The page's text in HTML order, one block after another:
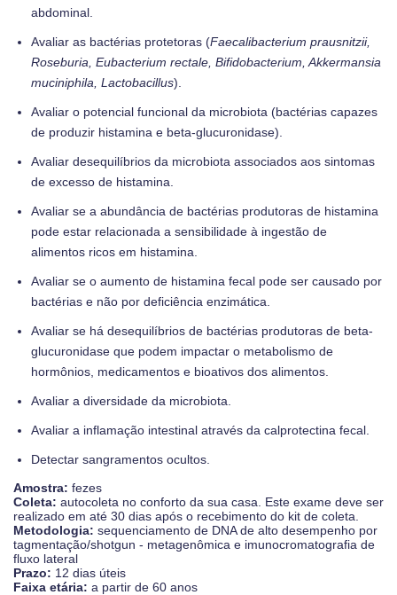
abdominal.
Avaliar as bactérias protetoras (Faecalibacterium prausnitzii,
Roseburia, Eubacterium rectale, Bifidobacterium, Akkermansia
muciniphila, Lactobacillus).
Avaliar o potencial funcional da microbiota (bactérias capazes
de produzir histamina e beta-glucuronidase).
Avaliar desequilíbrios da microbiota associados aos sintomas
de excesso de histamina.
Avaliar se a abundância de bactérias produtoras de histamina
pode estar relacionada a sensibilidade à ingestão de
alimentos ricos em histamina.
Avaliar se o aumento de histamina fecal pode ser causado por
bactérias e não por deficiência enzimática.
Avaliar se há desequilíbrios de bactérias produtoras de beta-
glucuronidase que podem impactar o metabolismo de
hormônios, medicamentos e bioativos dos alimentos.
Avaliar a diversidade da microbiota.
Avaliar a inflamação intestinal através da calprotectina fecal.
Detectar sangramentos ocultos.
Amostra: fezes
Coleta: autocoleta no conforto da sua casa. Este exame deve ser
realizado em até 30 dias após o recebimento do kit de coleta.
Metodologia: sequenciamento de DNA de alto desempenho por
tagmentação/shotgun - metagenômica e imunocromatografia de
fluxo lateral
Prazo: 12 dias úteis
Faixa etária: a partir de 60 anos